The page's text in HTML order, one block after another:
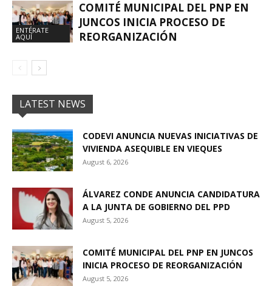
ENTÉRATE
AQUÍ
COMITÉ MUNICIPAL DEL PNP EN
JUNCOS INICIA PROCESO DE
REORGANIZACIÓN
LATEST NEWS
CODEVI ANUNCIA NUEVAS INICIATIVAS DE
VIVIENDA ASEQUIBLE EN VIEQUES
August 6, 2026
ÁLVAREZ CONDE ANUNCIA CANDIDATURA
A LA JUNTA DE GOBIERNO DEL PPD
August 5, 2026
COMITÉ MUNICIPAL DEL PNP EN JUNCOS
INICIA PROCESO DE REORGANIZACIÓN
August 5, 2026